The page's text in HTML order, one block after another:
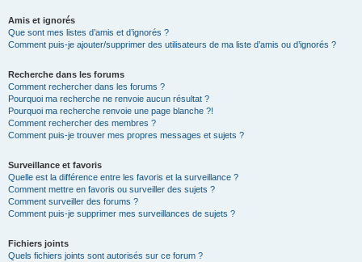
Amis et ignorés
Que sont mes listes d’amis et d’ignorés ?
Comment puis-je ajouter/supprimer des utilisateurs de ma liste d’amis ou d’ignorés ?
Recherche dans les forums
Comment rechercher dans les forums ?
Pourquoi ma recherche ne renvoie aucun résultat ?
Pourquoi ma recherche renvoie une page blanche ?!
Comment rechercher des membres ?
Comment puis-je trouver mes propres messages et sujets ?
Surveillance et favoris
Quelle est la différence entre les favoris et la surveillance ?
Comment mettre en favoris ou surveiller des sujets ?
Comment surveiller des forums ?
Comment puis-je supprimer mes surveillances de sujets ?
Fichiers joints
Quels fichiers joints sont autorisés sur ce forum ?